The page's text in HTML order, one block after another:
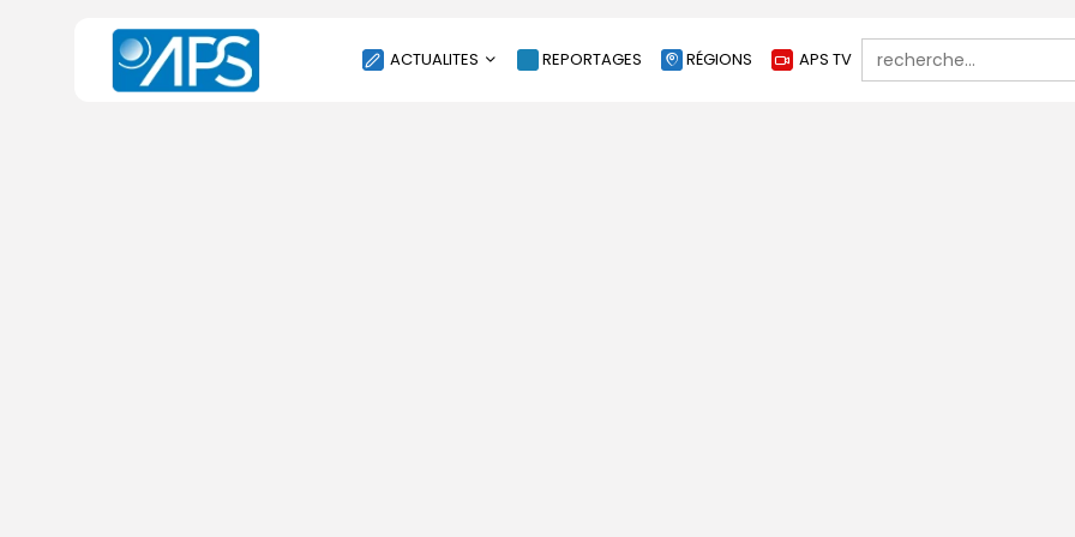
ACTUALITES REPORTAGES RÉGIONS APS TV
Search
for: